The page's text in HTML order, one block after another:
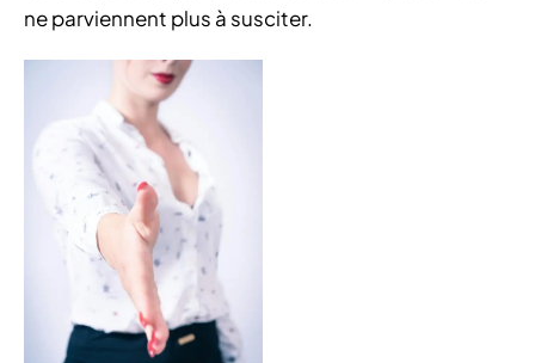
ne parviennent plus à susciter.